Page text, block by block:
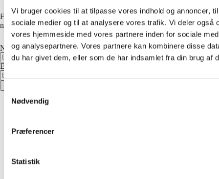
Vi bruger cookies til at tilpasse vores indhold og annoncer,
sociale medier og til at analysere vores trafik. Vi deler også
vores hjemmeside med vores partnere inden for sociale
og analysepartnere. Vores partnere kan kombinere disse
du har givet dem, eller som de har indsamlet fra din brug af
Samtykkevalg
Nødvendig
Præferencer
Statistik
Få nyheder, inspiration og tilbud direkte i din mailbox. Vi udsender 5-6
nyhedsbreve om året og beskytter dine data i henhold tilGDPR .
Navn
E-mail adresse